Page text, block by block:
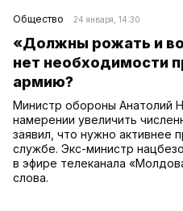
Общество 24 января, 14:30
«Должны рожать и
нет необходимости
армию?
Министр обороны Анатолий
намерении увеличить
заявил, что нужно активнее
службе. Экс-министр
в эфире телеканала
слова.